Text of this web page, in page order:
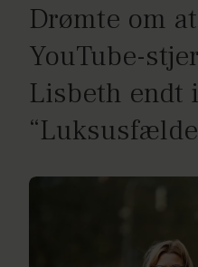
Drømte om
YouTube-
Lisbeth endt i